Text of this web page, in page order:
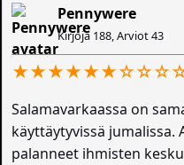
Pennywere
Kirjoja 188, Arviot 43
Salamavarkaassa on
käyttäytyvissä
palanneet ihmisten